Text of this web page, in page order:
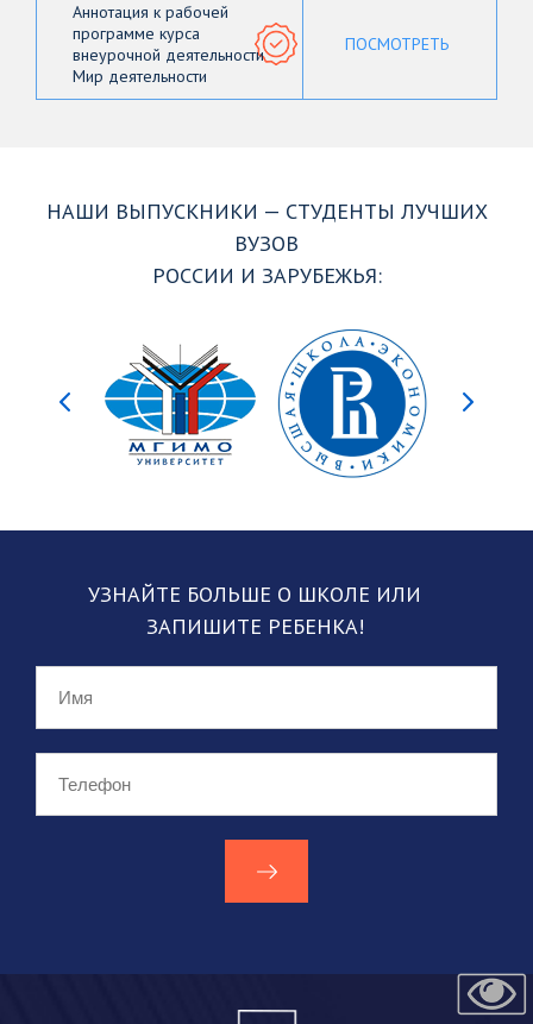
Аннотация к рабочей
программе курса
внеурочной деятельности
Мир деятельности
ПОСМОТРЕТЬ
НАШИ ВЫПУСКНИКИ — СТУДЕНТЫ ЛУЧШИХ
ВУЗОВ
РОССИИ И ЗАРУБЕЖЬЯ:
УЗНАЙТЕ БОЛЬШЕ О ШКОЛЕ ИЛИ
ЗАПИШИТЕ РЕБЕНКА!